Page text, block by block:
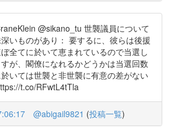
@sikano_tu 世襲議員について
いものがあり： 要するに、彼らは後援
全てに於いて恵まれているので当選し
が、閣僚になれるかどうかは当選回数
いては世襲と非世襲に有意の差がない
t.co/RFwtL4tTla
@abigail9821 (投稿一覧)